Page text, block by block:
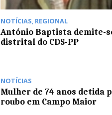
NOTÍCIAS, REGIONAL
António Baptista demite-
distrital do CDS-PP
NOTÍCIAS
Mulher de 74 anos detida
roubo em Campo Maior